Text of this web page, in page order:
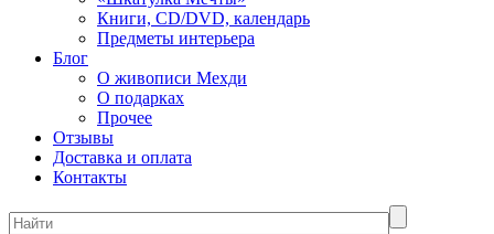
Книги, CD/DVD, календарь
Предметы интерьера
Блог
О живописи Мехди
О подарках
Прочее
Отзывы
Доставка и оплата
Контакты